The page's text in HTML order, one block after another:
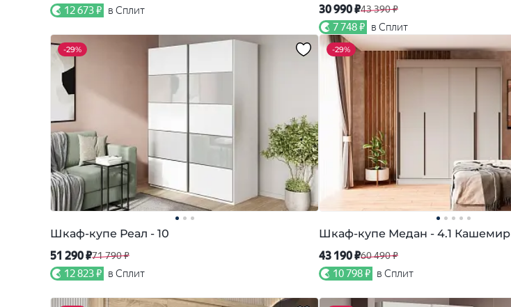
12 673 ₽ в Сплит
30 990 ₽43 390 ₽
7 748 ₽ в Сплит
-29%
Шкаф-купе Реал - 10
51 290 ₽71 790 ₽
12 823 ₽ в Сплит
-29%
Шкаф-купе Медан - 4.1 Кашемир
43 190 ₽60 490 ₽
10 798 ₽ в Сплит